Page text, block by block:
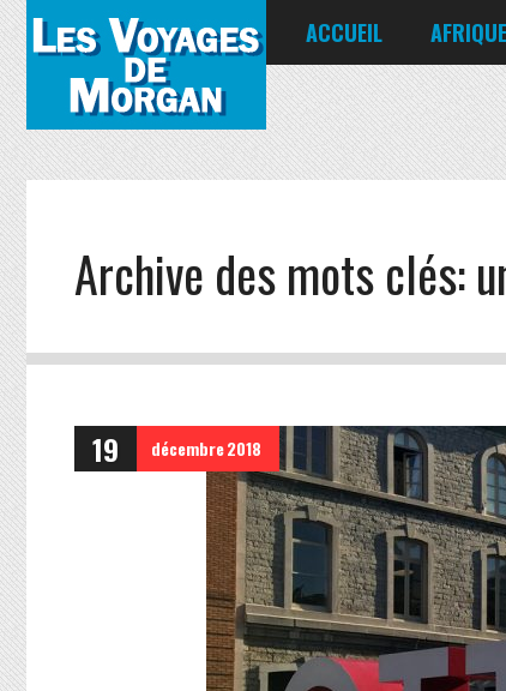
ACCUEIL AFRIQUE
Égypte
Kenya
Archive des mots clés:
19 décembre2018